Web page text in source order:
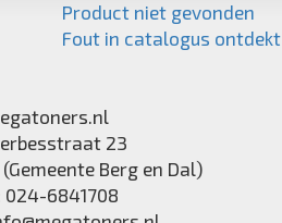
Product niet gevonden
Fout in catalogus ontdekt
23
(Gemeente Berg en Dal)
024-6841708